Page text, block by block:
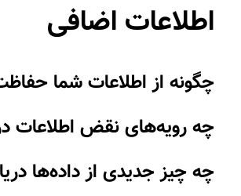
اطلاعات اضافی
چگونه از اطلاعات شما
چه رویه‌های نقض اطلاعات
چه چیز جدیدی از داده‌ها